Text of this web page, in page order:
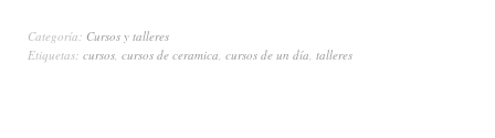
Categoría: Cursos y talleres
Etiquetas: cursos cursos de ceramica cursos de un día talleres